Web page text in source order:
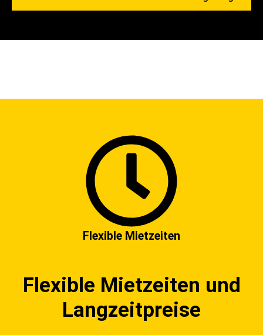
Flexible Mietzeiten
Flexible Mietzeiten und
Langzeitpreise